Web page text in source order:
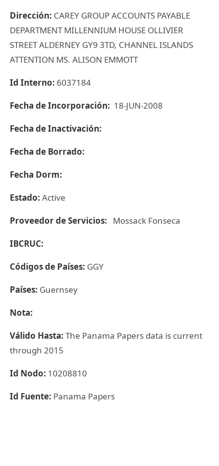
Dirección: CAREY GROUP ACCOUNTS PAYABLE
DEPARTMENT MILLENNIUM HOUSE OLLIVIER
STREET ALDERNEY GY9 3TD, CHANNEL ISLANDS
ATTENTION MS. ALISON EMMOTT
Id Interno: 6037184
Fecha de Incorporación: 18-JUN-2008
Fecha de Inactivación:
Fecha de Borrado:
Fecha Dorm:
Estado: Active
Proveedor de Servicios: Mossack Fonseca
IBCRUC:
Códigos de Países: GGY
Países: Guernsey
Nota:
Válido Hasta: The Panama Papers data is current
through 2015
Id Nodo: 10208810
Id Fuente: Panama Papers